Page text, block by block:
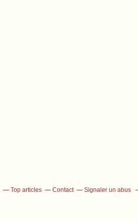
Top articles Contact Signaler un abus